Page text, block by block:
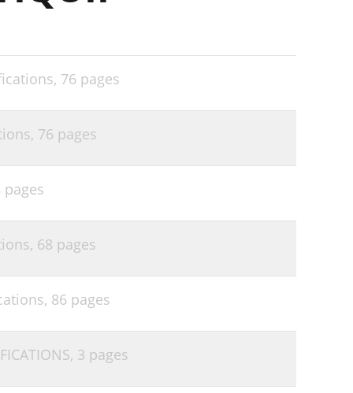
76 pages
76 pages
pages
68 pages
86 pages
3 pages